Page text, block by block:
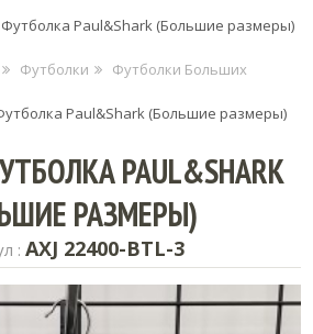
Paul&Shark (Большие размеры)
Футболки Футболки Больших
Paul&Shark (Большие размеры)
PAUL&SHARK
РАЗМЕРЫ)
: AXJ 22400-BTL-3